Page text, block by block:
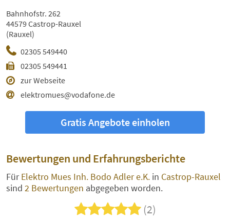
02305 549440
02305 549441
zur Webseite
elektromues@vodafone.de
Bahnhofstr. 262
44579 Castrop-Rauxel
(Rauxel)
Gratis Angebote einholen
Bewertungen und Erfahrungsberichte
FürElektro Mues Inh. Bodo Adler e.K. in Castrop-Rauxel
sind 2 Bewertungen abgegeben worden.
(2)